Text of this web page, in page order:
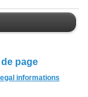
de page
informations